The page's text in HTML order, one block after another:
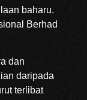
baharu.
Berhad
dan
daripada
terlibat